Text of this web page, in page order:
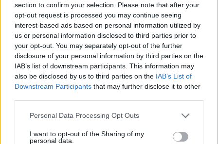
section to confirm your selection. Please note that after your
opt-out request is processed you may continue seeing
interest-based ads based on personal information utilized by
us or personal information disclosed to third parties prior to
your opt-out. You may separately opt-out of the further
disclosure of your personal information by third parties on the
IAB’s list of downstream participants. This information may
also be disclosed by us to third parties on the IAB’s List of
Downstream Participants that may further disclose it to other
Please note that this website/app uses one or more Google
not limited to your visit or usage behaviour. You may click to
Personal Data Processing Opt Outs
I want to opt-out of the Sharing of my
personal data.